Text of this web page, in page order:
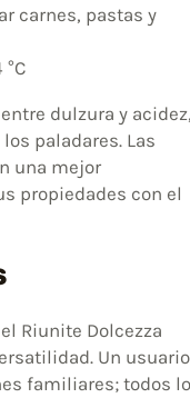
carnes, pastas y
°C
dulzura y
paladares. Las
una mejor
propiedades con el
Riunite Dolcezza
Un usuario
familiares; todos lo